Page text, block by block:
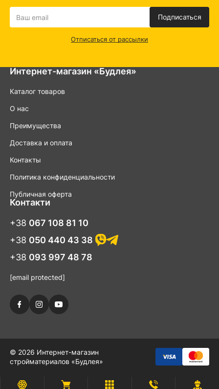
Интернет-магазин «Будлея»
Каталог товаров
О нас
Преимущества
Доставка и оплата
Контакты
Политика конфиденциальности
Публичная оферта
Контакти
+38 067 108 81 10
+38 050 440 43 38
+38 093 997 48 78
[email protected]
Подписаться
Отписаться от рассылки
© 2026 Интернет-магазин
стройматериалов «Будлея»